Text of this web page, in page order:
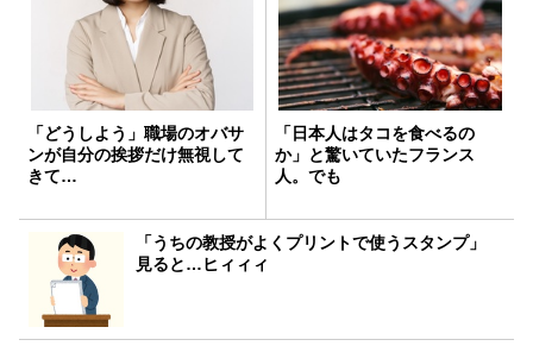
「どうしよう」職場のオバサ
ンが自分の挨拶だけ無視して
きて…
「日本人はタコを食べるの
か」と驚いていたフランス
人。でも
「うちの教授がよくプリントで使うスタンプ」
見ると…ヒィィィ